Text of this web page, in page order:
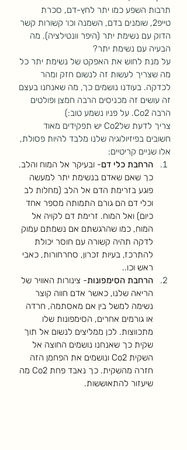
תרבות השפע כמו יתר לחץ-דם, סכרת
טייפ2, שומנים בדם, השמנה וכו׳ קשורות קשר
הדוק עם נשימת יתר (היפר וונטילציה). מה
הבעיה עם נשימת יתר?
על מנת לחוש את האפקט של נשימת יתר כל
מה שצריך לעשות זה לנשום חזק ומהר
לכדקה. בעודנו נושמים כך, מה שאנחנו בעצם
זה עושים זה מכניסים הרבה חמצן ופולטים
הרבה Co2. על פניו נשמע טוב:)
צריך לדעת שלCo2 יש תפקידים מאוד
חשובים בפיזיולוגיה שלנו מלבד להיות פסולת,
אלו שניים קריטיים:
הרחבת כלי דם- ובעיקר אל המוח והלב.
כך שאם שאדם בנשימת יתר למעשה
פוגע בזרימת הדם אל הלב (מחלות לב
וכלי דם הם גורם התמותה מספר אחד
כיום) ואל המוח. זרימת דם לקויה אל
המוח, כמו שהרגשתם אם נשמתם עמוק
לדקה תהיה קשורה עם חוסר יכולת
להתרכז, בעיות זכרון, סחרחורות, כאבי
ראש וכו..
הרחבת הסימפונות- צינורות האוויר של
הריאה שלנו, כאשר אדם חווה קוצר
נשימה למשל בין אם מאסתמה, חרדה
או גורמים אחרים, הסימפונות שלו
מתכווצות. לכן ממליצים לנשום אל תוך
שקית כך שאנחנו נושמים החוצה אל
השקית Co2 ונושמים את הפחמן הזה
חזרה מהשקית. כך נאבד פחת Co2 מה
שיעזור להתאוששות.